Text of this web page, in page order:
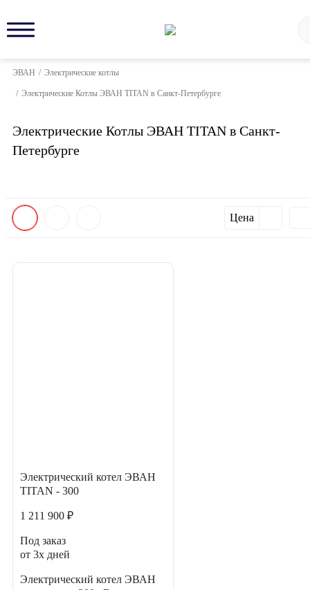
ЭВАН / Электрические котлы
/ Электрические Котлы ЭВАН TITAN в Санкт-Петербурге
Электрические Котлы ЭВАН TITAN в Санкт-
Петербурге
Цена
Электрический котел ЭВАН
TITAN - 300
1 211 900 ₽
Под заказ
от 3х дней
Электрический котел ЭВАН